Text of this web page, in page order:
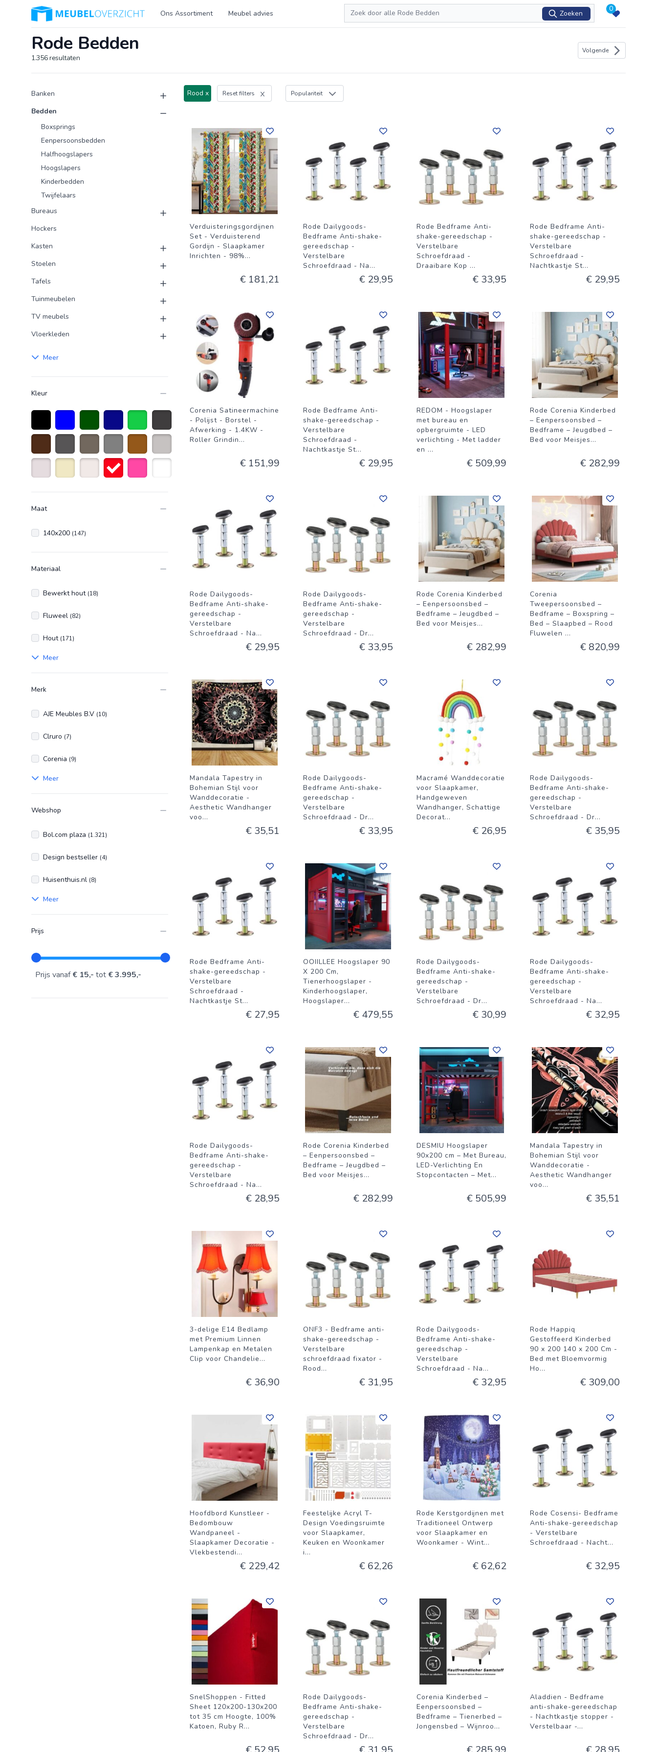
Logo Meubeloverzicht.nl Ons Assortiment Meubel advies
Zoeken
Zoeken
0
Rode Bedden
1.356resultaten
Volgende
Producten
Product categorieën
Banken
Bedden
Boxsprings
Eenpersoonsbedden
Halfhoogslapers
Hoogslapers
Kinderbedden
Twijfelaars
Bureaus
Hockers
Kasten
Stoelen
Tafels
Tuinmeubelen
TV meubels
Vloerkleden
Meer
Kleur
Zwart Blauw donkergroenDonkerblauw
Groen Donkergrijs
DonkerbruinAntraciet grijs
taupe Grijs Bruin Licht grijs
Maat
140x200 (147)
Materiaal
Bewerkt hout (18)
Fluweel (82)
Hout (171)
Meer
Merk
AJE Meubles B.V (10)
Clruro (7)
Corenia (9)
Meer
Webshop
Bol.com plaza (1.321)
Design bestseller (4)
Huisenthuis.nl (8)
Meer
Prijs
Prijs vanaf€ 15,- tot € 3.995,-
Rood x Reset filters Populariteit
Verduisteringsgordijnen
Set - Verduisterend
Gordijn - Slaapkamer
Inrichten - 98%...
€ 181,21
Rode Dailygoods-
Bedframe Anti-shake-
gereedschap -
Verstelbare
Schroefdraad - Na...
€ 29,95
Rode Bedframe Anti-
shake-gereedschap -
Verstelbare
Schroefdraad -
Draaibare Kop ...
€ 33,95
Rode Bedframe Anti-
shake-gereedschap -
Verstelbare
Schroefdraad -
Nachtkastje St...
€ 29,95
Corenia Satineermachine
- Polijst - Borstel -
Afwerking - 1.4KW -
Roller Grindin...
€ 151,99
Rode Bedframe Anti-
shake-gereedschap -
Verstelbare
Schroefdraad -
Nachtkastje St...
€ 29,95
REDOM - Hoogslaper
met bureau en
opbergruimte - LED
verlichting - Met ladder
en ...
€ 509,99
Rode Corenia Kinderbed
– Eenpersoonsbed –
Bedframe – Jeugdbed –
Bed voor Meisjes...
€ 282,99
Rode Dailygoods-
Bedframe Anti-shake-
gereedschap -
Verstelbare
Schroefdraad - Na...
€ 29,95
Rode Dailygoods-
Bedframe Anti-shake-
gereedschap -
Verstelbare
Schroefdraad - Dr...
€ 33,95
Rode Corenia Kinderbed
– Eenpersoonsbed –
Bedframe – Jeugdbed –
Bed voor Meisjes...
€ 282,99
Corenia
Tweepersoonsbed –
Bedframe – Boxspring –
Bed – Slaapbed – Rood
Fluwelen ...
€ 820,99
Mandala Tapestry in
Bohemian Stijl voor
Wanddecoratie -
Aesthetic Wandhanger
voo...
€ 35,51
Rode Dailygoods-
Bedframe Anti-shake-
gereedschap -
Verstelbare
Schroefdraad - Dr...
€ 33,95
Macramé Wanddecoratie
voor Slaapkamer,
Handgeweven
Wandhanger, Schattige
Decorat...
€ 26,95
Rode Dailygoods-
Bedframe Anti-shake-
gereedschap -
Verstelbare
Schroefdraad - Dr...
€ 35,95
Rode Bedframe Anti-
shake-gereedschap -
Verstelbare
Schroefdraad -
Nachtkastje St...
€ 27,95
OOIILLEE Hoogslaper 90
X 200 Cm,
Tienerhoogslaper -
Kinderhoogslaper,
Hoogslaper...
€ 479,55
Rode Dailygoods-
Bedframe Anti-shake-
gereedschap -
Verstelbare
Schroefdraad - Dr...
€ 30,99
Rode Dailygoods-
Bedframe Anti-shake-
gereedschap -
Verstelbare
Schroefdraad - Na...
€ 32,95
Rode Dailygoods-
Bedframe Anti-shake-
gereedschap -
Verstelbare
Schroefdraad - Na...
€ 28,95
Rode Corenia Kinderbed
– Eenpersoonsbed –
Bedframe – Jeugdbed –
Bed voor Meisjes...
€ 282,99
DESMIU Hoogslaper
90x200 cm – Met Bureau,
LED-Verlichting En
Stopcontacten – Met...
€ 505,99
Mandala Tapestry in
Bohemian Stijl voor
Wanddecoratie -
Aesthetic Wandhanger
voo...
€ 35,51
3-delige E14 Bedlamp
met Premium Linnen
Lampenkap en Metalen
Clip voor Chandelie...
€ 36,90
ONF3 - Bedframe anti-
shake-gereedschap -
Verstelbare
schroefdraad fixator -
Rood...
€ 31,95
Rode Dailygoods-
Bedframe Anti-shake-
gereedschap -
Verstelbare
Schroefdraad - Na...
€ 32,95
Rode Happiq
Gestoffeerd Kinderbed
90 x 200 140 x 200 Cm -
Bed met Bloemvormig
Ho...
€ 309,00
Hoofdbord Kunstleer -
Bedombouw
Wandpaneel -
Slaapkamer Decoratie -
Vlekbestendi...
€ 229,42
Feestelijke Acryl T-
Design Voedingsruimte
voor Slaapkamer,
Keuken en Woonkamer
i...
€ 62,26
Rode Kerstgordijnen met
Traditioneel Ontwerp
voor Slaapkamer en
Woonkamer - Wint...
€ 62,62
Rode Cosensi- Bedframe
Anti-shake-gereedschap
- Verstelbare
Schroefdraad - Nacht...
€ 32,95
SnelShoppen - Fitted
Sheet 120x200-130x200
tot 35 cm Hoogte, 100%
Katoen, Ruby R...
Rode Dailygoods-
Bedframe Anti-shake-
gereedschap -
Verstelbare
Schroefdraad - Dr...
Corenia Kinderbed –
Eenpersoonsbed –
Bedframe – Tienerbed –
Jongensbed – Wijnroo...
Aladdien - Bedframe
anti-shake-gereedschap
- Nachtkastje stopper -
Verstelbaar -...